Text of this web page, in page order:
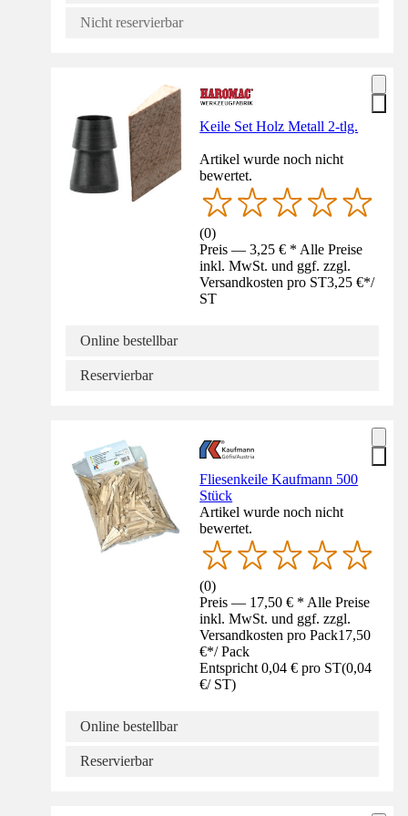
Nicht reservierbar
Keile Set Holz Metall 2-tlg.
Artikel wurde noch nicht
bewertet.
(0)
Preis — 3,25 € * Alle Preise
inkl. MwSt. und ggf. zzgl.
Versandkosten pro ST3,25 €*/
ST
Online bestellbar
Reservierbar
Fliesenkeile Kaufmann 500
Stück
Artikel wurde noch nicht
bewertet.
(0)
Preis — 17,50 € * Alle Preise
inkl. MwSt. und ggf. zzgl.
Versandkosten pro Pack17,50
€*/ Pack
Entspricht 0,04 € pro ST(0,04
€/ ST)
Online bestellbar
Reservierbar